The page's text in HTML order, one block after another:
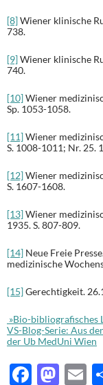
[8]Wiener klinische
738.
[9]Wiener klinische
740.
[10]Wiener
Sp. 1053-1058.
[11]Wiener
S. 1008-1011; Nr. 25.
[12]Wiener
S. 1607-1608.
[13]Wiener
1935. S. 807-809.
[14] Neue Freie
medizinische
[15]Gerechtigkeit.
»Bio-bibliografisches
VS-Blog-Serie: Aus
der Ub MedUni Wien
F
M E